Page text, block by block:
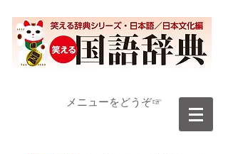
​メニューをどうぞ☞